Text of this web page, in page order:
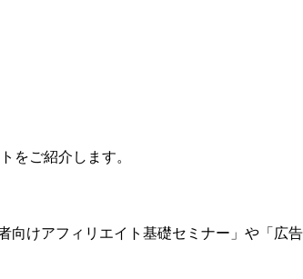
をご紹介します。
けアフィリエイト基礎セミナー」や「広